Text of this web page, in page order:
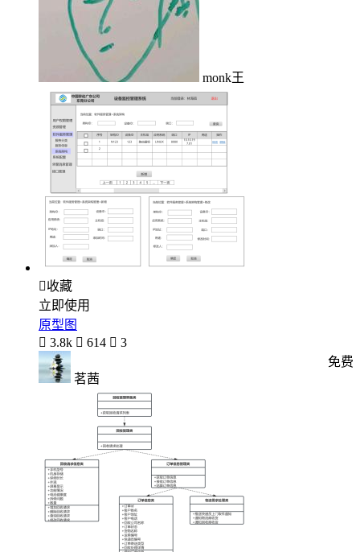
monk王
收藏
立即使用
原型图
 3.8k  614  3
茗茜
免费